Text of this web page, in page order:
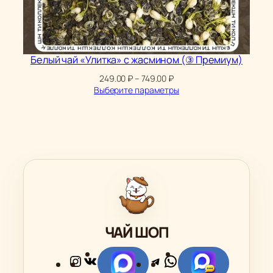
Белый чай «Улитка» с жасмином (③ Премиум)
249.00 ₽– 749.00 ₽Диапазон
цен:
Выберите параметры
ЧАЙ ШОП
Instagram
ВКонтакте
Ссылка
Telegram
WhatsApp
Ссылка